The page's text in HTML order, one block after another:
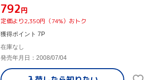
¥792円
定価より2,350円（74%）おトク
獲得ポイント 7P
在庫なし
発売年月日：2008/07/04